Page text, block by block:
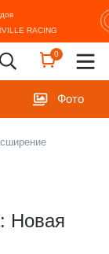
RACING
0
Фото
Новая